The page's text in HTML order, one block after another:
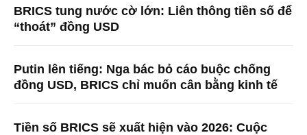
BRICS tung nước cờ lớn: Liên thông tiền số để
“thoát” đồng USD
Putin lên tiếng: Nga bác bỏ cáo buộc chống
đồng USD, BRICS chỉ muốn cân bằng kinh tế
Tiền số BRICS sẽ xuất hiện vào 2026: Cuộc